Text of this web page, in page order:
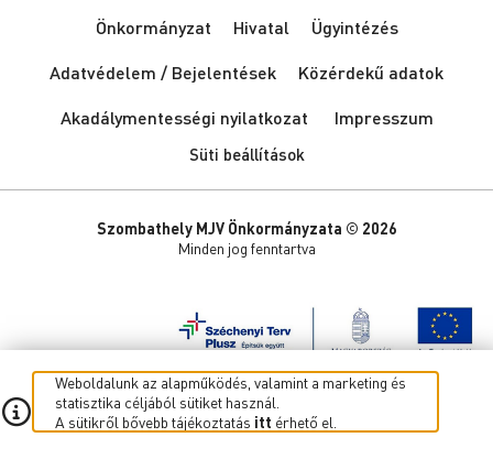
Önkormányzat Hivatal
Ügyintézés
Adatvédelem / Bejelentések
Közérdekű adatok
Akadálymentességi nyilatkozat
Impresszum
Süti beállítások
Szombathely MJV Önkormányzata © 2026
Minden jog fenntartva
Weboldalunk az alapműködés, valamint a marketing és
statisztika céljából sütiket használ.
A sütikről bővebb tájékoztatás itt érhető el.